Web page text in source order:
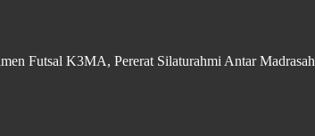
Futsal K3MA, Pererat Silaturahmi Antar Madrasah